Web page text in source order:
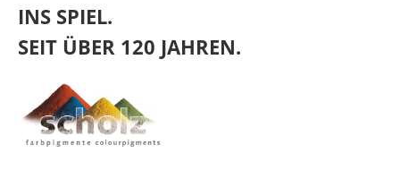
INS SPIEL.
SEIT ÜBER 120 JAHREN.